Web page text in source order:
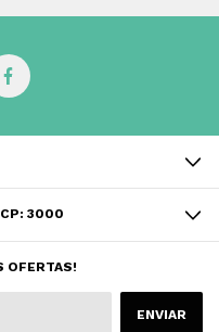
CP: 3000
OFERTAS!